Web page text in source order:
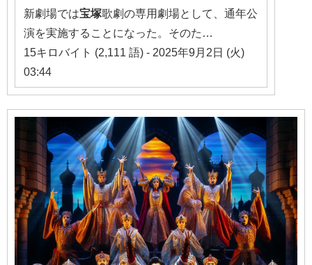
新劇場では宝塚歌劇の専用劇場として、通年公
演を実施することになった。そのた…
15キロバイト (2,111 語) - 2025年9月2日 (火)
03:44